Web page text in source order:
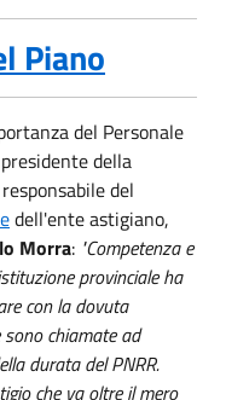
Piano
del Personale
della
del
dell'ente astigiano,
Morra: "Competenza e
provinciale ha
con la dovuta
chiamate ad
durata del PNRR.
che va oltre il mero